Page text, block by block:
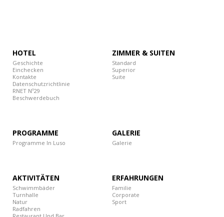
HOTEL
Geschichte
Einchecken
Kontakte
Datenschutzrichtlinie
RNET Nº29
Beschwerdebuch
ZIMMER & SUITEN
Standard
Superior
Suite
PROGRAMME
Programme In Luso
GALERIE
Galerie
AKTIVITÄTEN
Schwimmbäder
Turnhalle
Natur
Radfahren
ERFAHRUNGEN
Familie
Corporate
Sport